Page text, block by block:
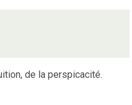
de la perspicacité.